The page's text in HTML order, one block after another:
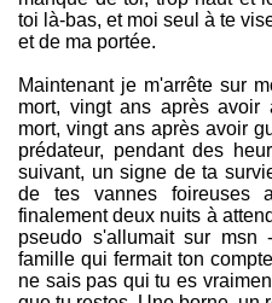
toi là-bas, et moi seul à te
et de ma portée.
Maintenant je m'arrête sur
mort, vingt ans après
mort, vingt ans après avoir
prédateur, pendant des
suivant, un signe de ta
de tes vannes foireuses
finalement deux nuits à
pseudo s'allumait sur
famille qui fermait ton
ne sais pas qui tu es